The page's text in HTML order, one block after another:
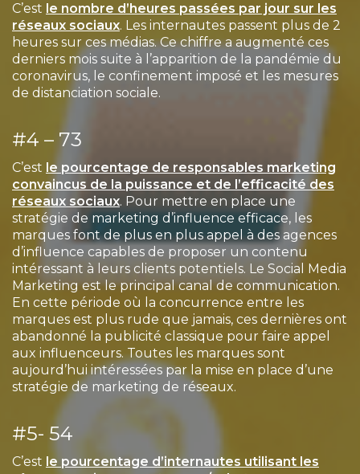
C’est le nombre d’heures passées par jour sur les
réseaux sociaux. Les internautes passent plus de 2
heures sur ces médias. Ce chiffre a augmenté ces
derniers mois suite à l’apparition de la pandémie du
coronavirus, le confinement imposé et les mesures
de distanciation sociale.
#4 – 73
C’est le pourcentage de responsables marketing
convaincus de la puissance et de l’efficacité des
réseaux sociaux. Pour mettre en place une
stratégie de marketing d’influence efficace, les
marques font de plus en plus appel à des agences
d’influence capables de proposer un contenu
intéressant à leurs clients potentiels. Le Social Media
Marketing est le principal canal de communication.
En cette période où la concurrence entre les
marques est plus rude que jamais, ces dernières ont
abandonné la publicité classique pour faire appel
aux influenceurs. Toutes les marques sont
aujourd’hui intéressées par la mise en place d’une
stratégie de marketing de réseaux.
#5- 54
C’est le pourcentage d’internautes utilisant les